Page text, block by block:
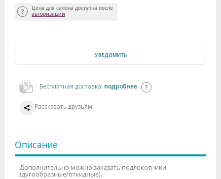
Цена для салона доступна после
авторизации
УВЕДОМИТЬ
Бесплатная доставка: подробнее
Рассказать друзьям
Описание
Дополнительно можно заказать подлокотники
(дугообразные/откидные).